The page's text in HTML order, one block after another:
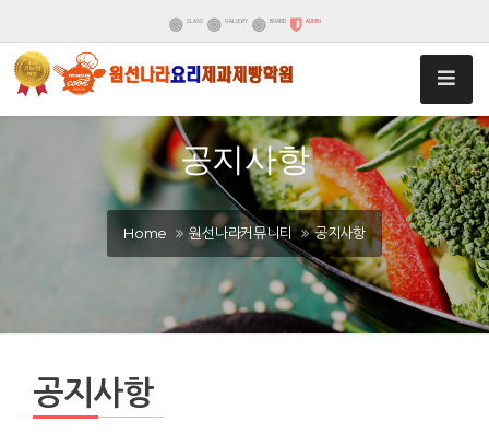
CLASS GALLERY BOARD ADMIN
공지사항
Home 원선나라커뮤니티 공지사항
공지사항